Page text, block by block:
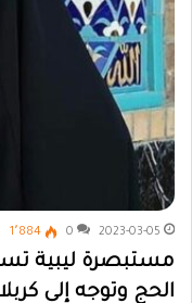
2023-03-05
0 1٬884
مستبصرة ليبية
الحج وتوجه إلى